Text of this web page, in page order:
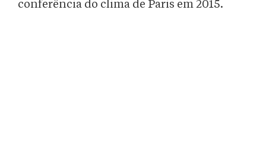
conferência do clima de Paris em 2015.